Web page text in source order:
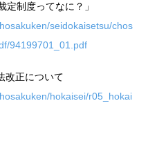
制度ってなに？」
seidokaisetsu/chos
94199701_01.pdf
改正について
hokaisei/r05_hokai